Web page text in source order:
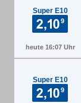
Super E10
heute 16:07 Uhr
Super E10